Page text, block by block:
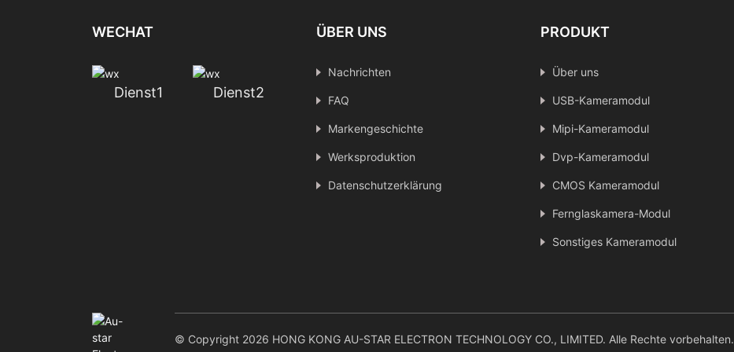
WECHAT
Dienst1 Dienst2
ÜBER UNS
Nachrichten
FAQ
Markengeschichte
Werksproduktion
Datenschutzerklärung
PRODUKT
Über uns
USB-Kameramodul
Mipi-Kameramodul
Dvp-Kameramodul
CMOS Kameramodul
Fernglaskamera-Modul
Sonstiges Kameramodul
© Copyright 2026 HONG KONG AU-STAR ELECTRON TECHNOLOGY CO., LIMITED. Alle Rechte vorbehalten.